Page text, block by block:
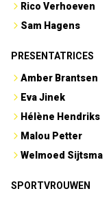
Rico Verhoeven
Sam Hagens
PRESENTATRICES
Amber Brantsen
Eva Jinek
Hélène Hendriks
Malou Petter
Welmoed Sijtsma
SPORTVROUWEN